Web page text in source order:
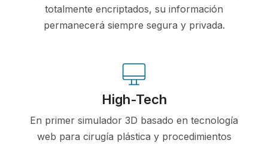
totalmente encriptados, su información
permanecerá siempre segura y privada.
High-Tech
En primer simulador 3D basado en tecnología
web para cirugía plástica y procedimientos